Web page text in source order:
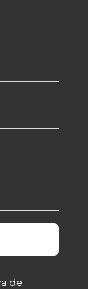
de